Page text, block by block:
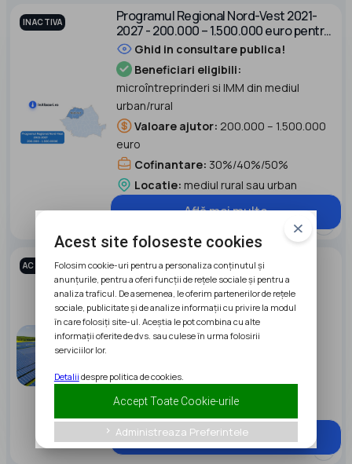
INACTIVA
Programul Regional Nord-Vest 2021-
2027 - 200.000 – 1.500.000 euro pentru
turism și sănătate
Ghid in consultare publica!
Beneficiari eligibili:
microîntreprinderi si IMM din mediul
urban/rural
Valoare ajutor: 200.000 – 1.500.000
euro
Cofinantare: 30%/40%/50%
Locatie: mediul rural sau urban
Află mai multe
ACTIVA
Parcuri Fotovoltaice - Fondul pentru
modernizare in România
Beneficiari eligibili:IMM-uri,
intreprinderi mari, Regii autonome
Locatie: la nivel național
Află mai multe
Acest site foloseste cookies
Folosim cookie-uri pentru a personaliza conținutul și
anunțurile, pentru a oferi funcții de rețele sociale și pentru a
analiza traficul. De asemenea, le oferim partenerilor de rețele
sociale, publicitate și de analize informații cu privire la modul
în care folosiți site-ul. Aceștia le pot combina cu alte
informații oferite de dvs. sau culese în urma folosirii
serviciilor lor.
Detalii despre politica de cookies.
Accept Toate Cookie-urile
keyboard_arrow_right Administreaza Preferintele